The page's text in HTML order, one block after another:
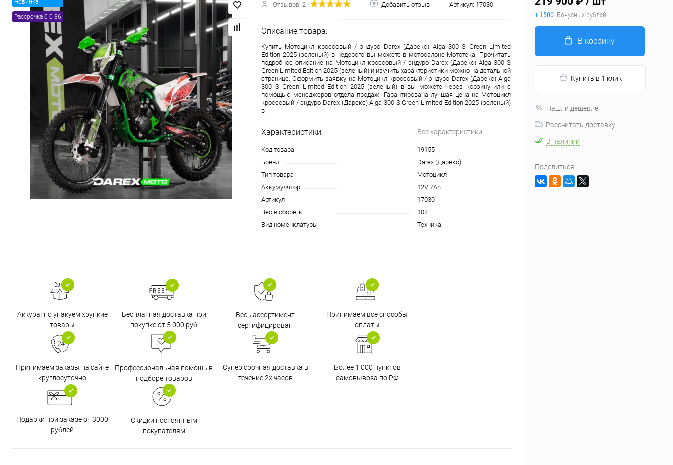
Товары первой необходимости
Новинка
Рассрочка 0-0-36
Отзывов: 2 Добавить отзыв Артикул: 17030
Описание товара:
Купить Мотоцикл кроссовый / эндуро Darex (Дарекс) Alga 300 S Green Limited
Edition 2025 (зеленый) в недорого вы можете в мотосалоне Мототека. Прочитать
подробное описание на Мотоцикл кроссовый / эндуро Darex (Дарекс) Alga 300 S
Green Limited Edition 2025 (зеленый) и изучить характеристики можно на детальной
странице. Оформить заявку на Мотоцикл кроссовый / эндуро Darex (Дарекс) Alga
300 S Green Limited Edition 2025 (зеленый) в вы можете через корзину или с
помощью менеджеров отдела продаж. Гарантирована лучшая цена на Мотоцикл
кроссовый / эндуро Darex (Дарекс) Alga 300 S Green Limited Edition 2025 (зеленый)
в .
Характеристики: Все характеристики
Код товара
19155
Бренд
Darex (Дарекс)
Тип товара
Мотоцикл
Аккумулятор
12V 7Ah
Артикул
17030
Вес в сборе, кг
107
Вид номенклатуры
Техника
Аккуратно упакуем хрупкие
товары
Бесплатная доставка при
покупке от 5 000 руб
Весь ассортимент
сертифицирован
Принимаем все способы
оплаты
Принимаем заказы на сайте
круглосуточно
Профессиональная помощь в
подборе товаров
Супер срочная доставка в
течение 2х часов
Более 1 000 пунктов
самовывоза по РФ
Подарки при заказе от 3000
рублей
Скидки постоянным
покупателям
+ 1500 Бонусных рублей
В корзину
Купить в 1 клик
Нашли дешевле
Рассчитать доставку
В наличии
Поделиться